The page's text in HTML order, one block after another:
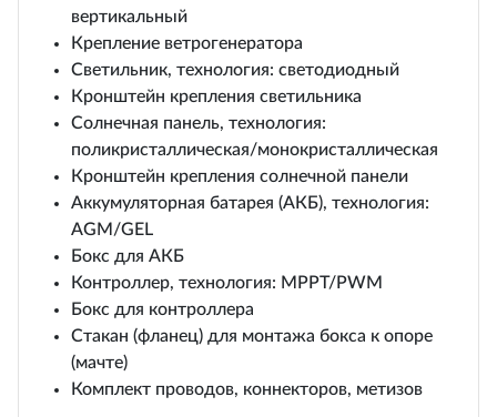
вертикальный
Крепление ветрогенератора
Светильник, технология: светодиодный
Кронштейн крепления светильника
Солнечная панель, технология:
поликристаллическая/монокристаллическая
Кронштейн крепления солнечной панели
Аккумуляторная батарея (АКБ), технология:
AGM/GEL
Бокс для АКБ
Контроллер, технология: MPPT/PWM
Бокс для контроллера
Стакан (фланец) для монтажа бокса к опоре
(мачте)
Комплект проводов, коннекторов, метизов